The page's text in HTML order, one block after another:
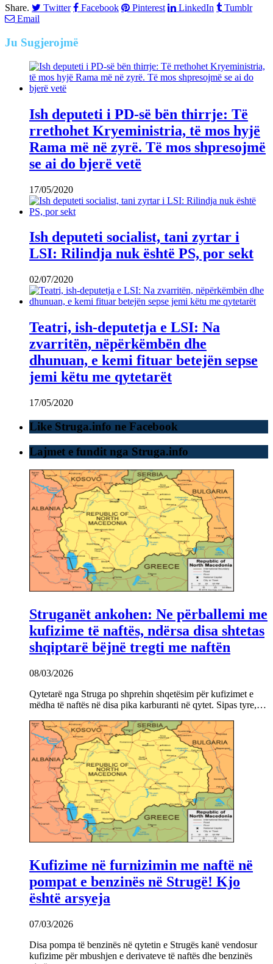
Share.
Twitter Facebook Pinterest LinkedIn
Tumblr
Email
Ju Sugjerojmë
Ish deputeti i PD-së bën thirrje: Të
rrethohet Kryeministria, të mos hyjë
Rama më në zyrë. Të mos shpresojmë
se ai do bjerë vetë
17/05/2020
Ish deputeti socialist, tani zyrtar i
LSI: Rilindja nuk është PS, por sekt
02/07/2020
Teatri, ish-deputetja e LSI: Na
zvarritën, nëpërkëmbën dhe
dhunuan, e kemi fituar betejën sepse
jemi këtu me qytetarët
17/05/2020
Like Struga.info ne Facebook
Lajmet e fundit nga Struga.info
Struganët ankohen: Ne përballemi me
kufizime të naftës, ndërsa disa shtetas
shqiptarë bëjnë tregti me naftën
08/03/2026
Qytetarë nga Struga po shprehin shqetësim për kufizimet e
mëdha të naftës në disa pika karburanti në qytet. Sipas tyre,…
Kufizime në furnizimin me naftë në
pompat e benzinës në Strugë! Kjo
është arsyeja
07/03/2026
Disa pompa të benzinës në qytetin e Strugës kanë vendosur
kufizime për mbushjen e derivateve të naftës dhe benzinës